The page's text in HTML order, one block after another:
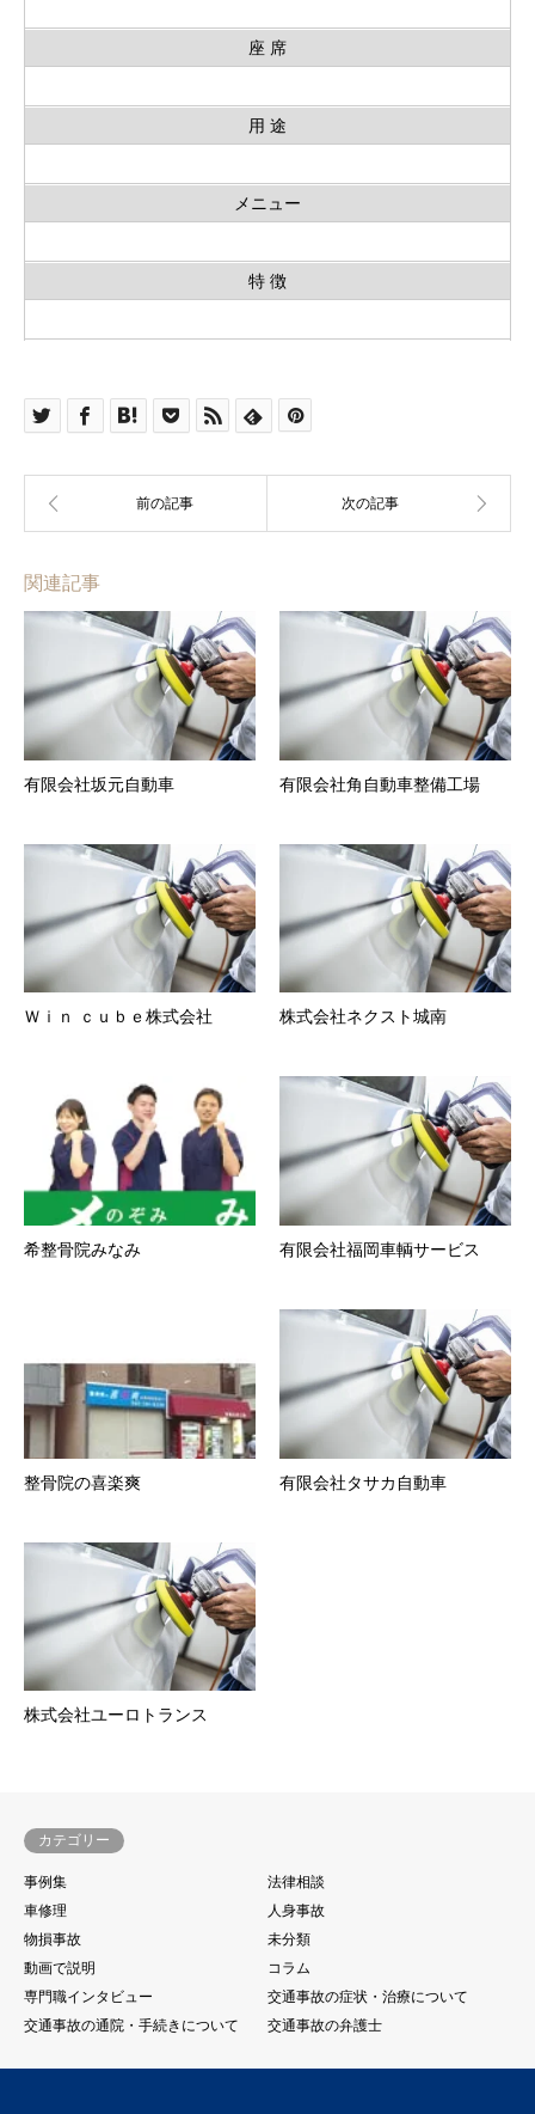
座 席
用 途
メニュー
特 徴
関連記事
有限会社坂元自動車 有限会社角自動車整備工場
Ｗｉｎ ｃｕｂｅ株式会社 株式会社ネクスト城南
希整骨院みなみ 有限会社福岡車輌サービス
整骨院の喜楽爽 有限会社タサカ自動車
株式会社ユーロトランス
カテゴリー
事例集
法律相談
車修理
人身事故
物損事故
未分類
動画で説明
コラム
専門職インタビュー
交通事故の症状・治療について
交通事故の通院・手続きについて
交通事故の弁護士